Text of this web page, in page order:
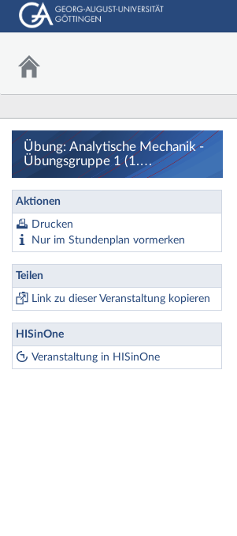
Übung: Analytische Mechanik -
Übungsgruppe 1 (1.
Termingruppe) - Details
Aktionen
Drucken
Nur im Stundenplan vormerken
Teilen
Link zu dieser Veranstaltung kopieren
HISinOne
Veranstaltung in HISinOne